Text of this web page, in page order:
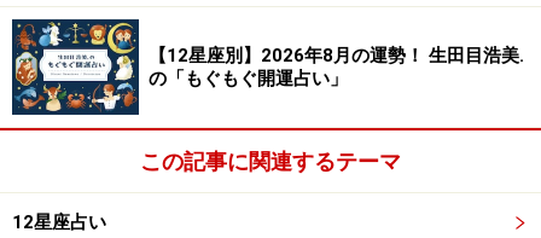
果を上げられるはず。
金運は、やり繰り上手になれそう。アレンジレシピやリ
メイクなど、あるものをフルに生かすテクニックも磨け
GWは、体験にお金をかけましょう。普段できないことを
【12星座別】2026年8月の運勢！ 生田目浩美.
の「もぐもぐ開運占い」
この記事に関連するテーマ
12星座占い